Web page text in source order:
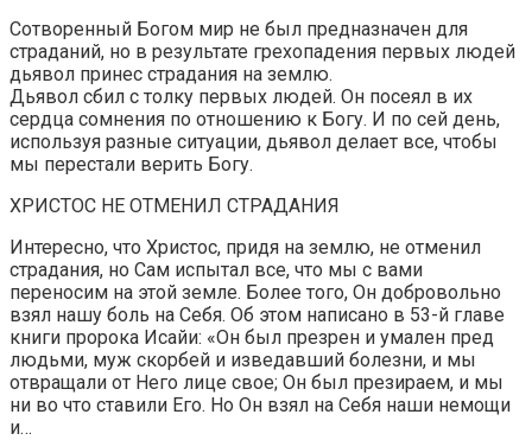
Сотворенный Богом мир не был предназначен для
страданий, но в результате грехопадения первых людей
дьявол принес страдания на землю.
Дьявол сбил с толку первых людей. Он посеял в их
сердца сомнения по отношению к Богу. И по сей день,
используя разные ситуации, дьявол делает все, чтобы
мы перестали верить Богу.
ХРИСТОС НЕ ОТМЕНИЛ СТРАДАНИЯ
Интересно, что Христос, придя на землю, не отменил
страдания, но Сам испытал все, что мы с вами
переносим на этой земле. Более того, Он добровольно
взял нашу боль на Себя. Об этом написано в 53-й главе
книги пророка Исайи: «Он был презрен и умален пред
людьми, муж скорбей и изведавший болезни, и мы
отвращали от Него лице свое; Он был презираем, и мы
ни во что ставили Его. Но Он взял на Себя наши немощи
и…